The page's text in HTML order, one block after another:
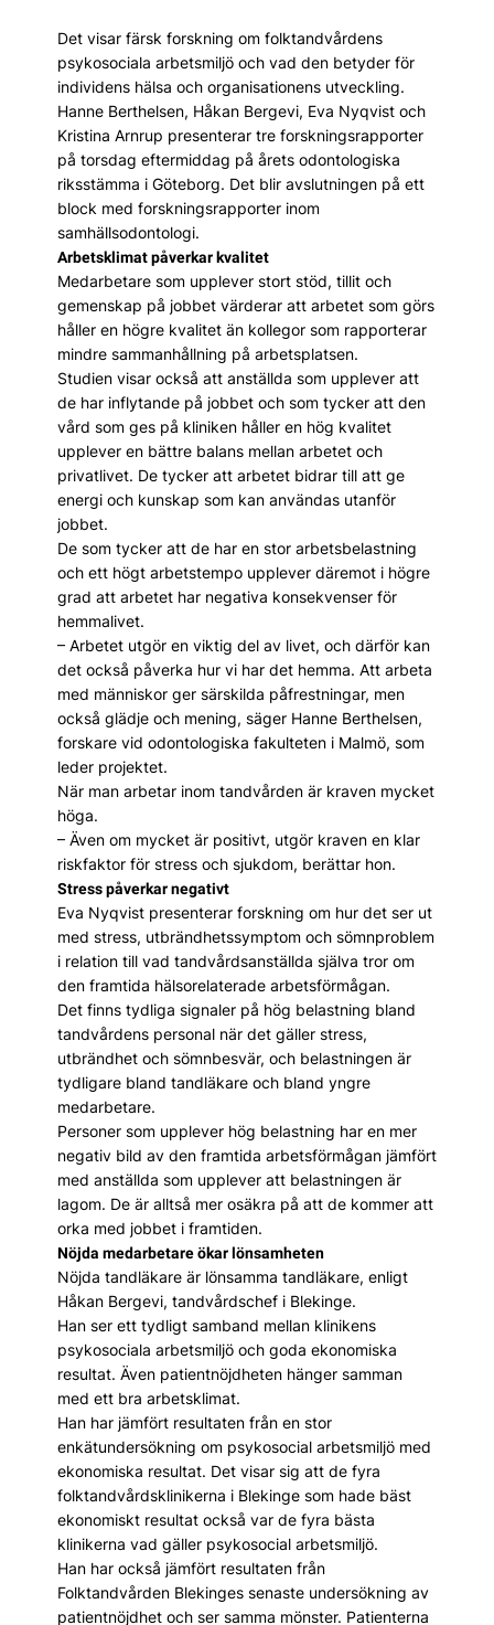
Det visar färsk forskning om folktandvårdens
psykosociala arbetsmiljö och vad den betyder för
individens hälsa och organisationens utveckling.
Hanne Berthelsen, Håkan Bergevi, Eva Nyqvist och
Kristina Arnrup presenterar tre forskningsrapporter
på torsdag eftermiddag på årets odontologiska
riksstämma i Göteborg. Det blir avslutningen på ett
block med forskningsrapporter inom
samhällsodontologi.
Arbetsklimat påverkar kvalitet
Medarbetare som upplever stort stöd, tillit och
gemenskap på jobbet värderar att arbetet som görs
håller en högre kvalitet än kollegor som rapporterar
mindre sammanhållning på arbetsplatsen.
Studien visar också att anställda som upplever att
de har inflytande på jobbet och som tycker att den
vård som ges på kliniken håller en hög kvalitet
upplever en bättre balans mellan arbetet och
privatlivet. De tycker att arbetet bidrar till att ge
energi och kunskap som kan användas utanför
jobbet.
De som tycker att de har en stor arbetsbelastning
och ett högt arbetstempo upplever däremot i högre
grad att arbetet har negativa konsekvenser för
hemmalivet.
– Arbetet utgör en viktig del av livet, och därför kan
det också påverka hur vi har det hemma. Att arbeta
med människor ger särskilda påfrestningar, men
också glädje och mening, säger Hanne Berthelsen,
forskare vid odontologiska fakulteten i Malmö, som
leder projektet.
När man arbetar inom tandvården är kraven mycket
höga.
– Även om mycket är positivt, utgör kraven en klar
riskfaktor för stress och sjukdom, berättar hon.
Stress påverkar negativt
Eva Nyqvist presenterar forskning om hur det ser ut
med stress, utbrändhetssymptom och sömnproblem
i relation till vad tandvårdsanställda själva tror om
den framtida hälsorelaterade arbetsförmågan.
Det finns tydliga signaler på hög belastning bland
tandvårdens personal när det gäller stress,
utbrändhet och sömnbesvär, och belastningen är
tydligare bland tandläkare och bland yngre
medarbetare.
Personer som upplever hög belastning har en mer
negativ bild av den framtida arbetsförmågan jämfört
med anställda som upplever att belastningen är
lagom. De är alltså mer osäkra på att de kommer att
orka med jobbet i framtiden.
Nöjda medarbetare ökar lönsamheten
Nöjda tandläkare är lönsamma tandläkare, enligt
Håkan Bergevi, tandvårdschef i Blekinge.
Han ser ett tydligt samband mellan klinikens
psykosociala arbetsmiljö och goda ekonomiska
resultat. Även patientnöjdheten hänger samman
med ett bra arbetsklimat.
Han har jämfört resultaten från en stor
enkätundersökning om psykosocial arbetsmiljö med
ekonomiska resultat. Det visar sig att de fyra
folktandvårdsklinikerna i Blekinge som hade bäst
ekonomiskt resultat också var de fyra bästa
klinikerna vad gäller psykosocial arbetsmiljö.
Han har också jämfört resultaten från
Folktandvården Blekinges senaste undersökning av
patientnöjdhet och ser samma mönster. Patienterna